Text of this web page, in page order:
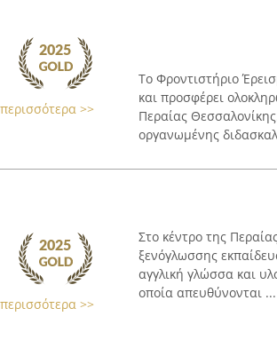
>>
Το Φροντιστήριο
και προσφέρει
Περαίας
οργανωμένης
>>
Στο κέντρο της
ξενόγλωσσης
αγγλική γλώσσα και
οποία απευθύνονται ...